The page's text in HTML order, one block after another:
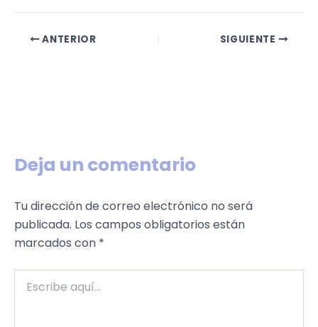
ANTERIOR SIGUIENTE
Deja un comentario
Tu dirección de correo electrónico no será
publicada. Los campos obligatorios están
marcados con *
aquí...